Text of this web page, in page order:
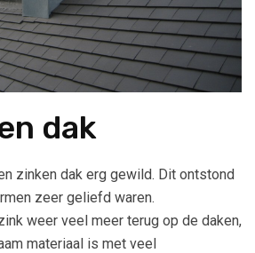
dak
zinken dak erg gewild. Dit ontstond
zeer geliefd waren.
weer veel meer terug op de daken,
materiaal is met veel